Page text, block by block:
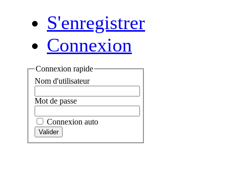
S'enregistrer
Connexion
Connexion rapide
Nom d'utilisateur
Mot de passe
Connexion auto